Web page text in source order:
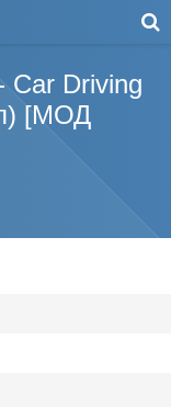
Car Driving
[МОД